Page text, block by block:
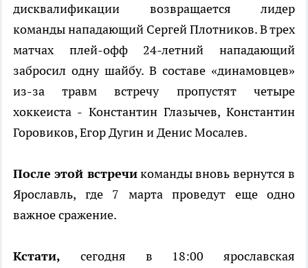
дисквалификации возвращается лидер
команды нападающий Сергей Плотников. В трех
матчах плей-офф 24-летний нападающий
забросил одну шайбу. В составе «динамовцев»
из-за травм встречу пропустят четыре
хоккеиста - Константин Глазычев, Константин
Горовиков, Егор Дугин и Денис Мосалев.
После этой встречикоманды вновь вернутся в
Ярославль, где 7 марта проведут еще одно
важное сражение.
Кстати, сегодня в 18:00 ярославская